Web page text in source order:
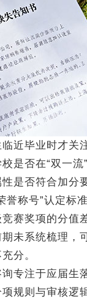
毕业时才关
是否在“双一
是否符合加分
誉称号”认定标
赛奖项的分值
未系统梳理，
分。
注于应届生
规则与审核逻